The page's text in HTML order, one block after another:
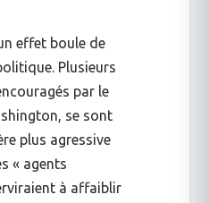
effet boule de
Plusieurs
par le
se sont
plus agressive
« agents
à affaiblir